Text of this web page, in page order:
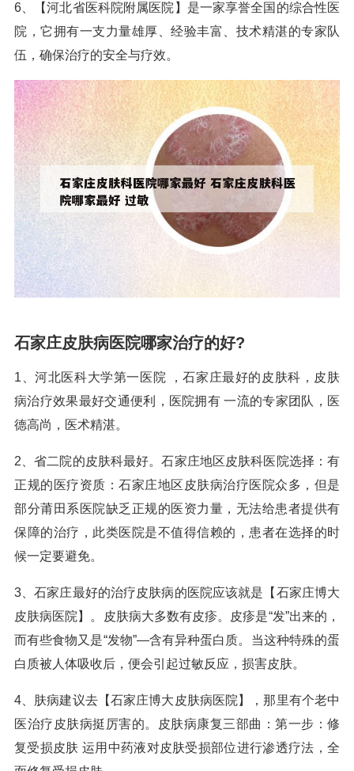
6、【河北省医科院附属医院】是一家享誉全国的综合性医
院，它拥有一支力量雄厚、经验丰富、技术精湛的专家队
伍，确保治疗的安全与疗效。
石家庄皮肤病医院哪家治疗的好?
1、河北医科大学第一医院 ，石家庄最好的皮肤科，皮肤
病治疗效果最好交通便利，医院拥有 一流的专家团队，医
德高尚，医术精湛。
2、省二院的皮肤科最好。石家庄地区皮肤科医院选择：有
正规的医疗资质：石家庄地区皮肤病治疗医院众多，但是
部分莆田系医院缺乏正规的医资力量，无法给患者提供有
保障的治疗，此类医院是不值得信赖的，患者在选择的时
候一定要避免。
3、石家庄最好的治疗皮肤病的医院应该就是【石家庄博大
皮肤病医院】。皮肤病大多数有皮疹。皮疹是“发”出来的，
而有些食物又是“发物”—含有异种蛋白质。当这种特殊的蛋
白质被人体吸收后，便会引起过敏反应，损害皮肤。
4、肤病建议去【石家庄博大皮肤病医院】，那里有个老中
医治疗皮肤病挺厉害的。皮肤病康复三部曲：第一步：修
复受损皮肤 运用中药液对皮肤受损部位进行渗透疗法，全